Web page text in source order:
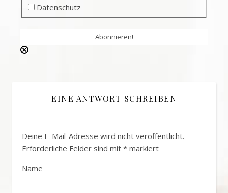
Datenschutz
EINE ANTWORT SCHREIBEN
Deine E-Mail-Adresse wird nicht veröffentlicht.
Erforderliche Felder sind mit * markiert
Name